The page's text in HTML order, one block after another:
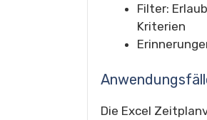
Filter:
Kriterien
Die Excel